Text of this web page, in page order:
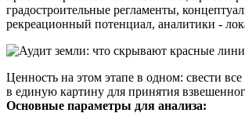
градостроительные регламенты,
рекреационный потенциал, аналитики -
Ценность на этом этапе в одном: свести
в единую картину для принятия
Основные параметры для анализа: